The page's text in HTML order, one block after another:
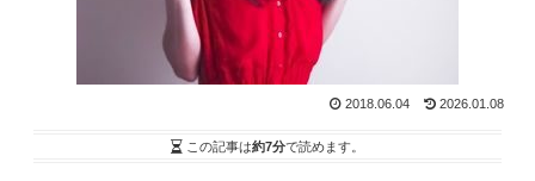
2018.06.04 2026.01.08
この記事は約7分で読めます。